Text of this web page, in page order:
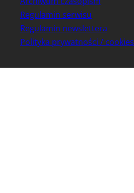
Regulamin serwisu
Regulamin newslettera
Polityka prywatności / cookies